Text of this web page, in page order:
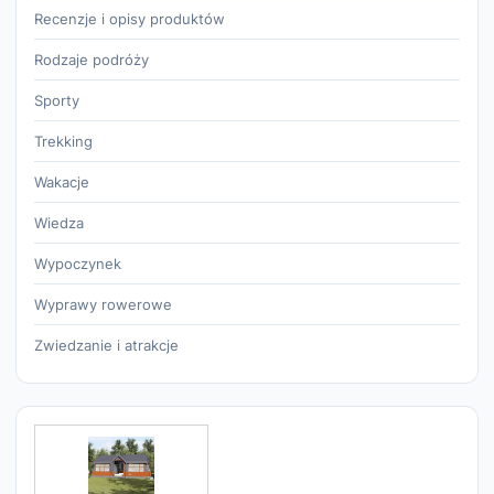
Recenzje i opisy produktów
Rodzaje podróży
Sporty
Trekking
Wakacje
Wiedza
Wypoczynek
Wyprawy rowerowe
Zwiedzanie i atrakcje